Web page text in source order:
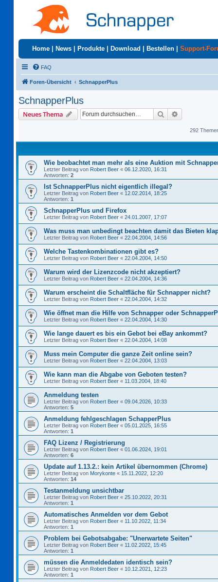
Home News Produkte Download Bestellen Support-
FAQ
Foren-Übersicht SchnapperPlus
SchnapperPlus
Neues Thema Suche
292
Wie beobachtet man mehr als eine Auktion mit
Letzter Beitrag von Robert Beer « 06.12.2020, 16:31
Antworten: 2
Ist SchnapperPlus nicht eigentlich illegal?
Letzter Beitrag von Robert Beer « 12.02.2014, 18:25
Antworten: 1
SchnapperPlus und Firefox
Letzter Beitrag von Robert Beer « 24.01.2007, 17:07
Was muss man unbedingt beachten damit das Bieten
Letzter Beitrag von Robert Beer « 22.04.2004, 14:56
Welche Tastenkombinationen gibt es?
Letzter Beitrag von Robert Beer « 22.04.2004, 14:50
Warum wird der Lizenzcode nicht akzeptiert?
Letzter Beitrag von Robert Beer « 22.04.2004, 14:36
Warum erscheint die Schaltfläche für Schnapper nicht?
Letzter Beitrag von Robert Beer « 22.04.2004, 14:32
Wie öffnet man die Hilfe von Schnapper oder
Letzter Beitrag von Robert Beer « 22.04.2004, 14:30
Wie lange dauert es bis ein Gebot bei eBay ankommt?
Letzter Beitrag von Robert Beer « 22.04.2004, 14:08
Muss mein Computer die ganze Zeit online sein?
Letzter Beitrag von Robert Beer « 22.04.2004, 13:03
Wie kann man die Abgabe von Geboten testen?
Letzter Beitrag von Robert Beer « 11.03.2004, 18:40
Anmeldung testen
Letzter Beitrag von Robert Beer « 09.04.2026, 10:33
Antworten: 5
Anmeldung fehlgeschlagen SchapperPlus
Letzter Beitrag von Robert Beer « 05.01.2025, 16:55
Antworten: 1
FAQ Lizenz / Registrierung
Letzter Beitrag von Robert Beer « 01.06.2024, 19:01
Antworten: 6
Update auf 1.13.2.: kein Artikel übernommen (Chrome)
Letzter Beitrag von Morykonte « 15.11.2022, 12:20
Antworten: 14
Testanmeldung unsichtbar
Letzter Beitrag von Robert Beer « 25.10.2022, 20:31
Antworten: 1
Automatisches Anmelden vor dem Gebot
Letzter Beitrag von Robert Beer « 11.10.2022, 11:34
Antworten: 1
Problem bei Gebotsabgabe: "Unerwartete Seiten"
Letzter Beitrag von Robert Beer « 11.02.2022, 15:45
Antworten: 1
müssen die Anmeldedaten identisch sein?
Letzter Beitrag von Robert Beer « 10.12.2021, 12:23
Antworten: 1